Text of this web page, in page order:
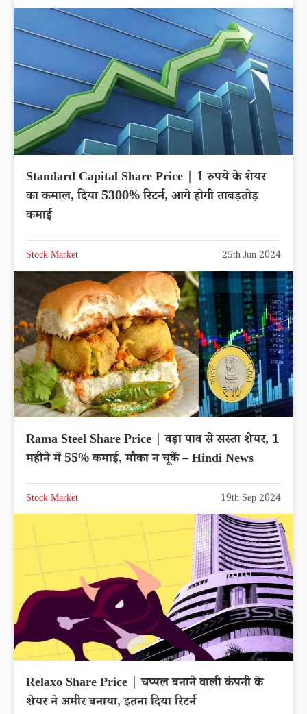
Standard Capital Share Price | 1 रुपये के शेयर
का कमाल, दिया 5300% रिटर्न, आगे होगी ताबड़तोड़
कमाई
Stock Market 25th Jun 2024
Rama Steel Share Price | वड़ा पाव से सस्ता शेयर, 1
महीने में 55% कमाई, मौका न चूकें – Hindi News
Stock Market 19th Sep 2024
Relaxo Share Price | चप्पल बनाने वाली कंपनी के
शेयर ने अमीर बनाया, इतना दिया रिटर्न